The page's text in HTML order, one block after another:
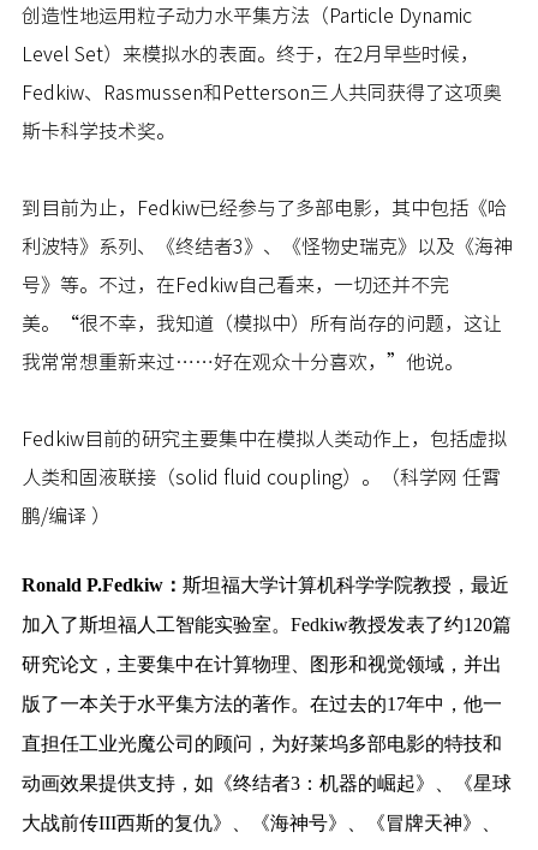
创造性地运用粒子动力水平集方法（Particle Dynamic
Level Set）来模拟水的表面。终于，在2月早些时候，
Fedkiw、Rasmussen和Petterson三人共同获得了这项奥
斯卡科学技术奖。
到目前为止，Fedkiw已经参与了多部电影，其中包括《哈
利波特》系列、《终结者3》、《怪物史瑞克》以及《海神
号》等。不过，在Fedkiw自己看来，一切还并不完
美。“很不幸，我知道（模拟中）所有尚存的问题，这让
我常常想重新来过……好在观众十分喜欢，”他说。
Fedkiw目前的研究主要集中在模拟人类动作上，包括虚拟
人类和固液联接（solid fluid coupling）。（科学网 任霄
鹏/编译 ）
Ronald P.Fedkiw： 斯坦福大学计算机科学学院教授，最近
加入了斯坦福人工智能实验室。Fedkiw教授发表了约120篇
研究论文，主要集中在计算物理、图形和视觉领域，并出
版了一本关于水平集方法的著作。在过去的17年中，他一
直担任工业光魔公司的顾问，为好莱坞多部电影的特技和
动画效果提供支持，如《终结者3：机器的崛起》、《星球
大战前传III西斯的复仇》、《海神号》、《冒牌天神》、